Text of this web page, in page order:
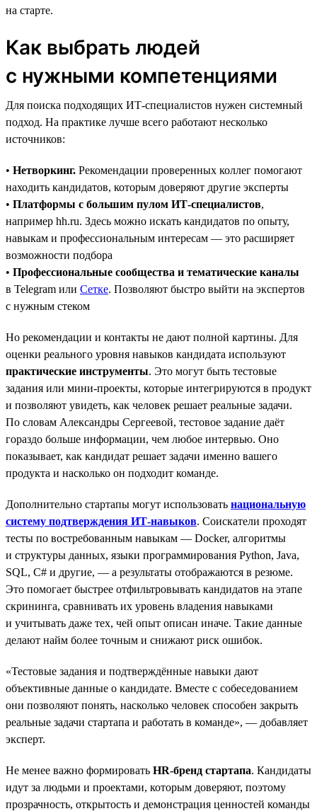
на старте.
Как выбрать людей
с нужными компетенциями
Для поиска подходящих ИТ-специалистов нужен системный
подход. На практике лучше всего работают несколько
источников:
• Нетворкинг. Рекомендации проверенных коллег помогают
находить кандидатов, которым доверяют другие эксперты
• Платформы с большим пулом ИТ-специалистов,
например hh.ru. Здесь можно искать кандидатов по опыту,
навыкам и профессиональным интересам — это расширяет
возможности подбора
• Профессиональные сообщества и тематические каналы
в Telegram или Сетке. Позволяют быстро выйти на экспертов
с нужным стеком
Но рекомендации и контакты не дают полной картины. Для
оценки реального уровня навыков кандидата используют
практические инструменты. Это могут быть тестовые
задания или мини-проекты, которые интегрируются в продукт
и позволяют увидеть, как человек решает реальные задачи.
По словам Александры Сергеевой, тестовое задание даёт
гораздо больше информации, чем любое интервью. Оно
показывает, как кандидат решает задачи именно вашего
продукта и насколько он подходит команде.
Дополнительно стартапы могут использовать национальную
систему подтверждения ИТ-навыков. Соискатели проходят
тесты по востребованным навыкам — Docker, алгоритмы
и структуры данных, языки программирования Python, Java,
SQL, C# и другие, — а результаты отображаются в резюме.
Это помогает быстрее отфильтровывать кандидатов на этапе
скрининга, сравнивать их уровень владения навыками
и учитывать даже тех, чей опыт описан иначе. Такие данные
делают найм более точным и снижают риск ошибок.
«Тестовые задания и подтверждённые навыки дают
объективные данные о кандидате. Вместе с собеседованием
они позволяют понять, насколько человек способен закрыть
реальные задачи стартапа и работать в команде», — добавляет
эксперт.
Не менее важно формировать HR-бренд стартапа. Кандидаты
идут за людьми и проектами, которым доверяют, поэтому
прозрачность, открытость и демонстрация ценностей команды